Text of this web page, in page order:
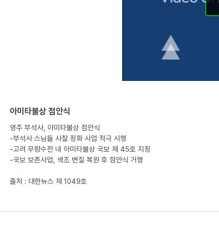
아미타불상 점안식
영주 부석사, 아미타불상 점안식
-부석사 스님들 사찰 정화 사업 적극 시행
-고려 무량수전 내 아미타불상 국보 제 45호 지정
-국보 보존사업, 색조 변질 복원 후 점안식 거행
출처 : 대한뉴스 제 1049호